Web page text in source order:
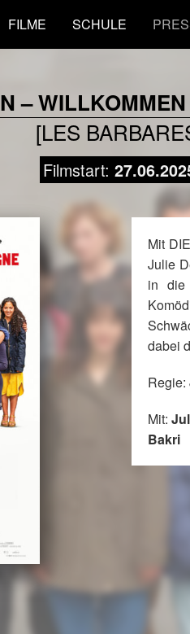
FILME SCHULE
–
[LES
Filmstart:
Mit
Julie
in die
dabei
Regie:
Mit:
Bakri